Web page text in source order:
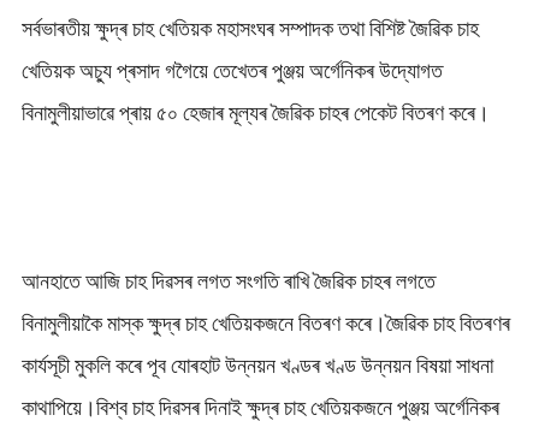
সৰ্বভাৰতীয় ক্ষুদ্ৰ চাহ খেতিয়ক মহাসংঘৰ সম্পাদক তথা বিশিষ্ট জৈৱিক চাহ
খেতিয়ক অচ্যু প্ৰসাদ গগৈয়ে তেখেতৰ পুঞ্জয় অৰ্গেনিকৰ উদ্যোগত
বিনামুলীয়াভাৱে প্ৰায় ৫০ হেজাৰ মূল্যৰ জৈৱিক চাহৰ পেকেট বিতৰণ কৰে।
আনহাতে আজি চাহ দিৱসৰ লগত সংগতি ৰাখি জৈৱিক চাহৰ লগতে
বিনামুলীয়াকৈ মাস্ক ক্ষুদ্ৰ চাহ খেতিয়কজনে বিতৰণ কৰে।জৈৱিক চাহ বিতৰণৰ
কাৰ্যসূচী মুকলি কৰে পূব যোৰহাট উন্নয়ন খণ্ডৰ খণ্ড উন্নয়ন বিষয়া সাধনা
কাথাপিয়ে।বিশ্ব চাহ দিৱসৰ দিনাই ক্ষুদ্ৰ চাহ খেতিয়কজনে পুঞ্জয় অৰ্গেনিকৰ